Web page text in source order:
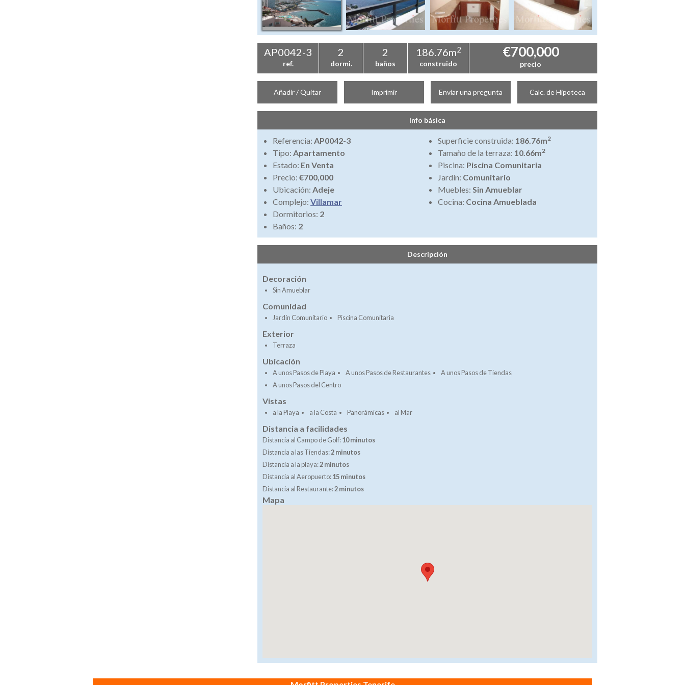
AP0042-3
ref.
2
dormi.
2
baños
186.76m2
construido
€700,000
precio
Añadir / Quitar Imprimir Enviar una pregunta Calc. de Hipoteca
Info básica
Referencia: AP0042-3
Tipo: Apartamento
Estado: En Venta
Precio: €700,000
Ubicación: Adeje
Complejo: Villamar
Dormitorios: 2
Baños: 2
Superficie construida: 186.76m2
Tamaño de la terraza: 10.66m2
Piscina: Piscina Comunitaria
Jardín: Comunitario
Muebles: Sin Amueblar
Cocina: Cocina Amueblada
Descripción
Decoración
Sin Amueblar
Comunidad
Jardín Comunitario Piscina Comunitaria
Exterior
Terraza
Ubicación
A unos Pasos de Playa A unos Pasos de Restaurantes
A unos Pasos de Tiendas
A unos Pasos del Centro
Vistas
a la Playa a la Costa Panorámicas al Mar
Distancia a facilidades
Distancia al Campo de Golf:10 minutos
Distancia a las Tiendas:2 minutos
Distancia a la playa:2 minutos
Distancia al Aeropuerto:15 minutos
Distancia al Restaurante:2 minutos
Mapa